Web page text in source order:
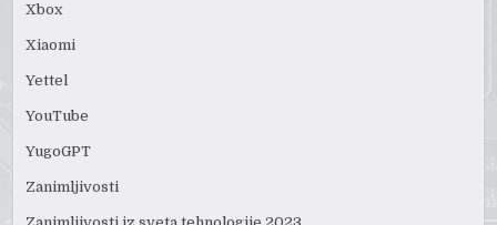
Xbox
Xiaomi
Yettel
YouTube
YugoGPT
Zanimljivosti